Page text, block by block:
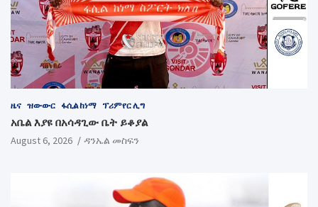
ዜና ዝውውር ፋሲል ከነማ ፕሪምየር ሊግ
አቤል እያዩ በአሳዳጊው ቤት ይቆያል
August 6, 2026 ዳንኤል መስፍን